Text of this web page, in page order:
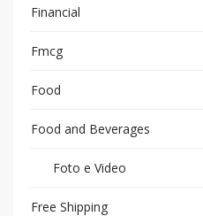
Financial
Fmcg
Food
Food and Beverages
Foto e Video
Free Shipping